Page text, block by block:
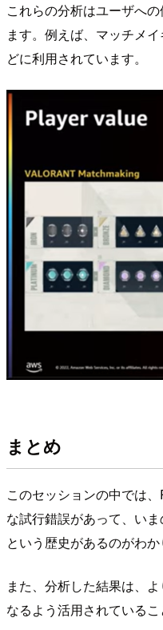
これらの分析はユーザへ
ます。例えば、マッチメ
どに利用されています。
まとめ
このセッションの中では
な試行錯誤があって、い
という歴史があるのがわか
また、分析した結果は、
なるよう活用されているこ